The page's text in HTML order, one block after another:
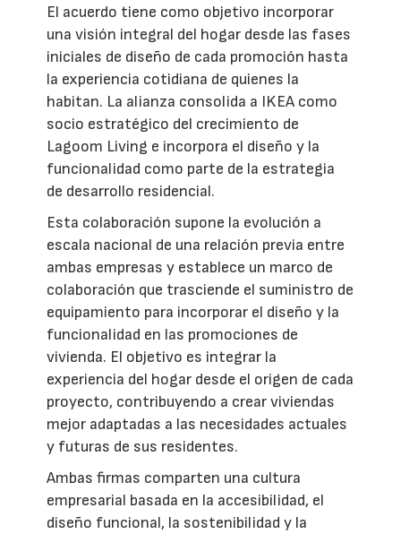
El acuerdo tiene como objetivo incorporar
una visión integral del hogar desde las fases
iniciales de diseño de cada promoción hasta
la experiencia cotidiana de quienes la
habitan. La alianza consolida a IKEA como
socio estratégico del crecimiento de
Lagoom Living e incorpora el diseño y la
funcionalidad como parte de la estrategia
de desarrollo residencial.
Esta colaboración supone la evolución a
escala nacional de una relación previa entre
ambas empresas y establece un marco de
colaboración que trasciende el suministro de
equipamiento para incorporar el diseño y la
funcionalidad en las promociones de
vivienda. El objetivo es integrar la
experiencia del hogar desde el origen de cada
proyecto, contribuyendo a crear viviendas
mejor adaptadas a las necesidades actuales
y futuras de sus residentes.
Ambas firmas comparten una cultura
empresarial basada en la accesibilidad, el
diseño funcional, la sostenibilidad y la